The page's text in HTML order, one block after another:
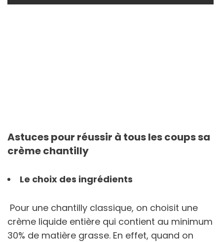
Astuces pour réussir à tous les coups sa
crème chantilly
Le choix des ingrédients
Pour une chantilly classique, on choisit une
crème liquide entière qui contient au minimum
30% de matière grasse. En effet, quand on